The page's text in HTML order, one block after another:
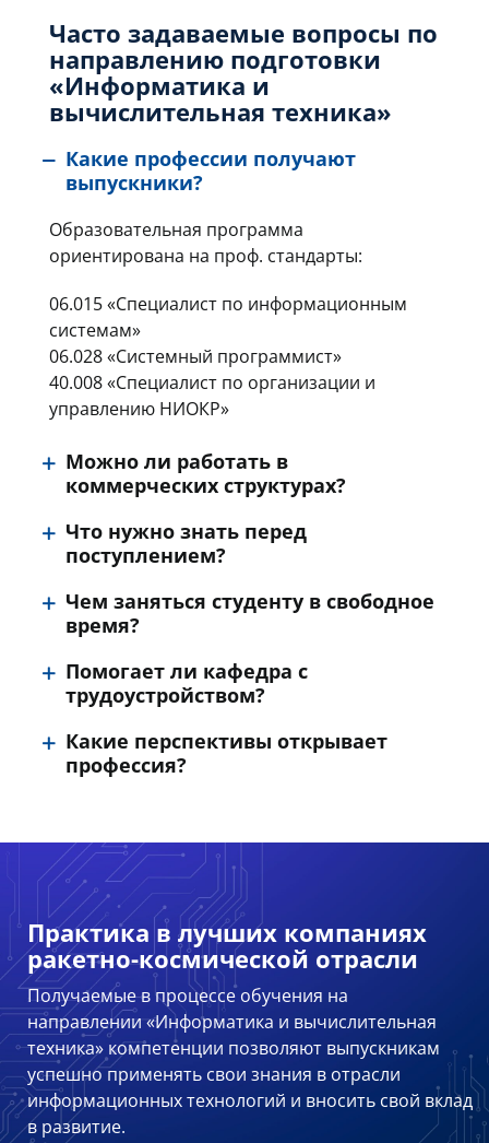
Часто задаваемые вопросы по
направлению подготовки
«Информатика и
вычислительная техника»
Какие профессии получают
выпускники?
Образовательная программа
ориентирована на проф. стандарты:
06.015 «Специалист по информационным
системам»
06.028 «Системный программист»
40.008 «Специалист по организации и
управлению НИОКР»
Можно ли работать в
коммерческих структурах?
Что нужно знать перед
поступлением?
Чем заняться студенту в свободное
время?
Помогает ли кафедра с
трудоустройством?
Какие перспективы открывает
профессия?
Практика в лучших компаниях
ракетно-космической отрасли
Получаемые в процессе обучения на
направлении «Информатика и вычислительная
техника» компетенции позволяют выпускникам
успешно применять свои знания в отрасли
информационных технологий и вносить свой вклад
в развитие.